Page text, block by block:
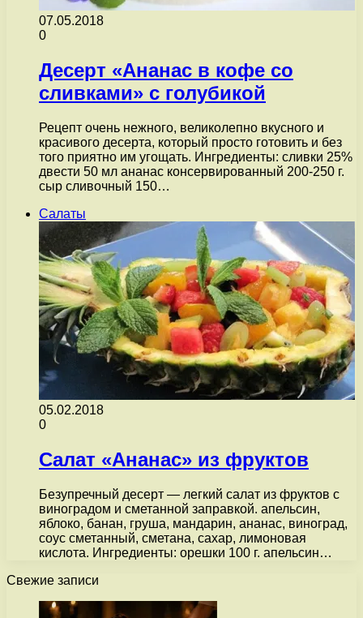
07.05.2018
0
Десерт «Ананас в кофе со
сливками» с голубикой
Рецепт очень нежного, великолепно вкусного и
красивого десерта, который просто готовить и без
того приятно им угощать. Ингредиенты: сливки 25%
двести 50 мл ананас консервированный 200-250 г.
сыр сливочный 150…
Салаты
05.02.2018
0
Салат «Ананас» из фруктов
Безупречный десерт — легкий салат из фруктов с
виноградом и сметанной заправкой. апельсин,
яблоко, банан, груша, мандарин, ананас, виноград,
соус сметанный, сметана, сахар, лимоновая
кислота. Ингредиенты: орешки 100 г. апельсин…
Свежие записи